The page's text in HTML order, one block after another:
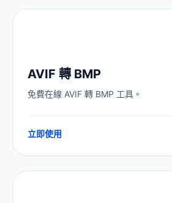
AVIF 轉 BMP
免費在線 AVIF 轉 BMP 工具。
立即使用